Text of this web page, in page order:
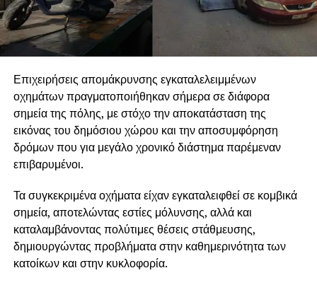
Επιχειρήσεις απομάκρυνσης εγκαταλελειμμένων
οχημάτων πραγματοποιήθηκαν σήμερα σε διάφορα
σημεία της πόλης, με στόχο την αποκατάσταση της
εικόνας του δημόσιου χώρου και την αποσυμφόρηση
δρόμων που για μεγάλο χρονικό διάστημα παρέμεναν
επιβαρυμένοι.
Τα συγκεκριμένα οχήματα είχαν εγκαταλειφθεί σε κομβικά
σημεία, αποτελώντας εστίες μόλυνσης, αλλά και
καταλαμβάνοντας πολύτιμες θέσεις στάθμευσης,
δημιουργώντας προβλήματα στην καθημερινότητα των
κατοίκων και στην κυκλοφορία.